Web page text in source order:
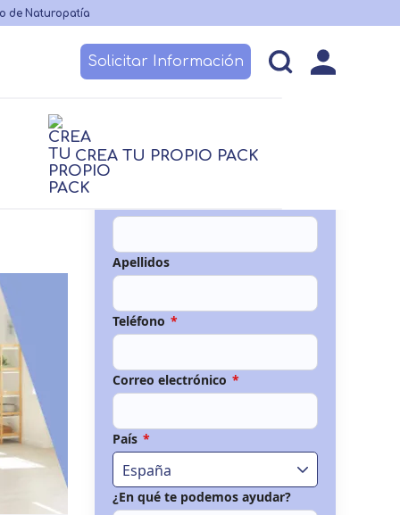
de Naturopatía
Becas y financiación
Solicitar Información
no sanitario
CREA TU PROPIO PACK
Apellidos
Teléfono *
Correo electrónico *
País *
España
¿En qué te podemos ayudar?